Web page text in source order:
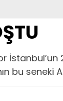
bu seneki